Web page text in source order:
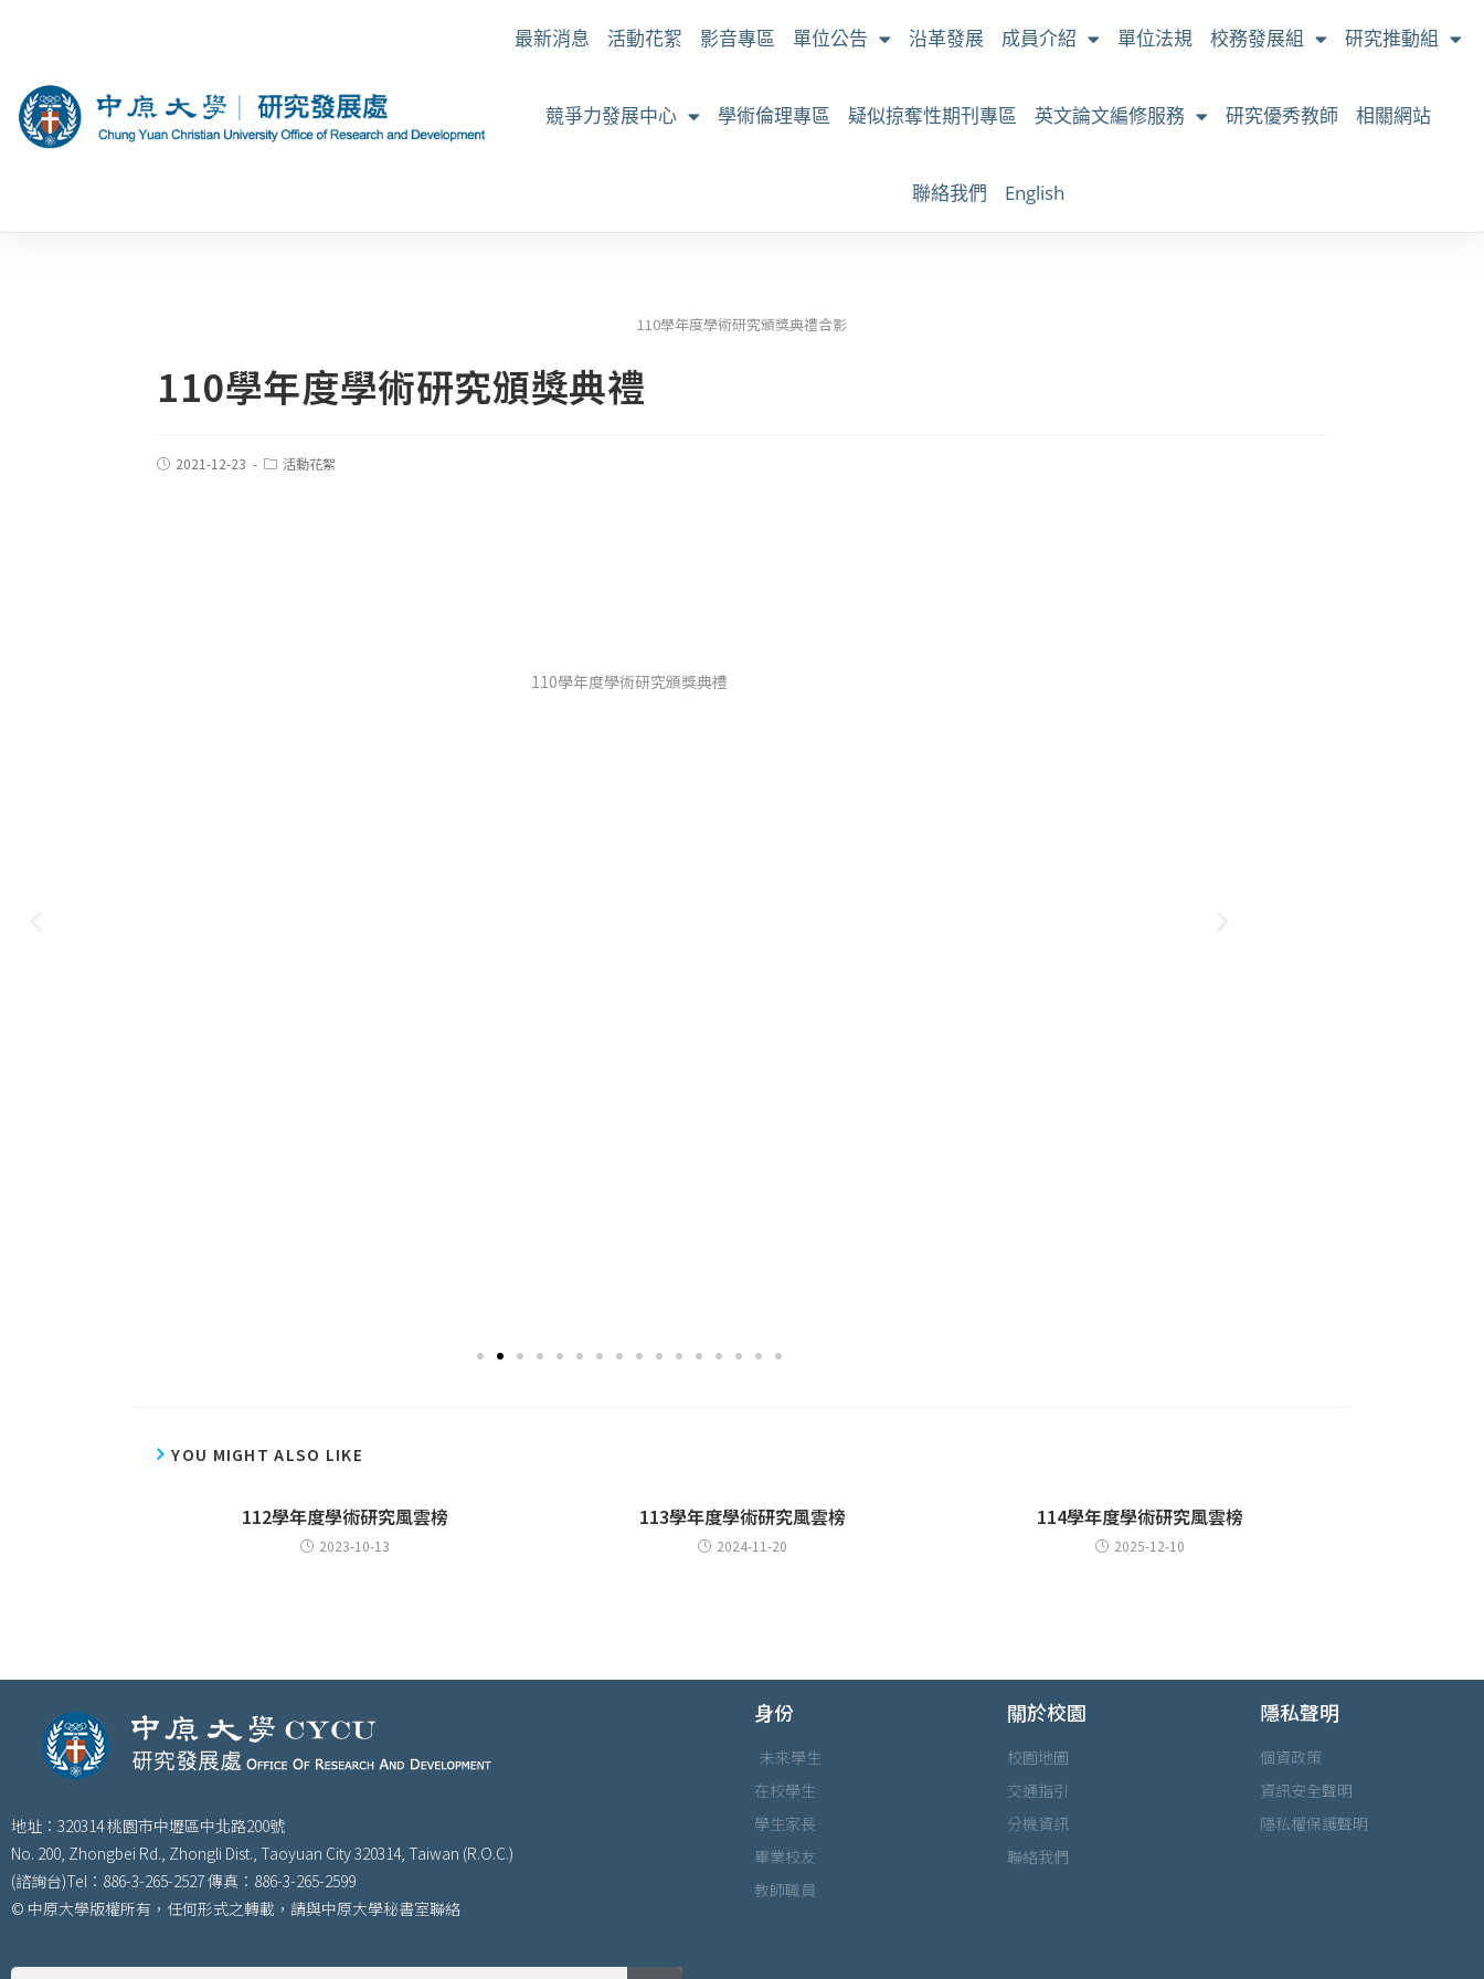
最新消息 活動花絮 影音專區 單位公告 沿革發展 成員介紹 單位法規 校務發展組 研究推動組
競爭力發展中心 學術倫理專區 疑似掠奪性期刊專區 英文論文編修服務 研究優秀教師 相關網站
聯絡我們 English
110學年度學術研究頒獎典禮合影
110學年度學術研究頒獎典禮
2021-12-23 活動花絮
110學年度學術研究頒獎典禮
YOU MIGHT ALSO LIKE
112學年度學術研究風雲榜
2023-10-13
113學年度學術研究風雲榜
2024-11-20
114學年度學術研究風雲榜
2025-12-10
地址：320314 桃園市中壢區中北路200號
No. 200, Zhongbei Rd., Zhongli Dist., Taoyuan City 320314, Taiwan (R.O.C.)
(諮詢台)Tel：886-3-265-2527 傳真：886-3-265-2599
© 中原大學版權所有，任何形式之轉載，請與中原大學秘書室聯絡
身份
未來學生
在校學生
學生家長
畢業校友
教師職員
關於校園
校園地圖
交通指引
分機資訊
聯絡我們
隱私聲明
個資政策
資訊安全聲明
隱私權保護聲明